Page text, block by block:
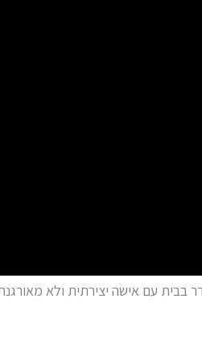
עם אישה יצירתית ולא